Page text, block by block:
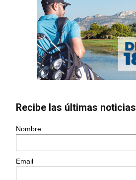
Recibe las últimas noticias
Nombre
Email